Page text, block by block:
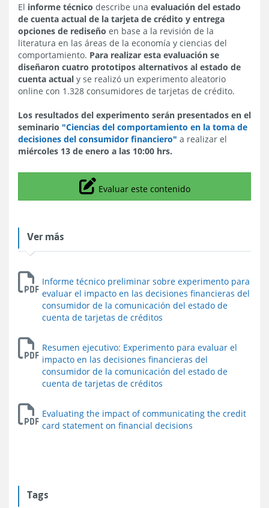
El informe técnico describe una evaluación del estado
de cuenta actual de la tarjeta de crédito y entrega
opciones de rediseño en base a la revisión de la
literatura en las áreas de la economía y ciencias del
comportamiento. Para realizar esta evaluación se
diseñaron cuatro prototipos alternativos al estado de
cuenta actual y se realizó un experimento aleatorio
online con 1.328 consumidores de tarjetas de crédito.
Los resultados del experimento serán presentados en el
seminario "Ciencias del comportamiento en la toma de
decisiones del consumidor financiero" a realizar el
miércoles 13 de enero a las 10:00 hrs.
Icono
Evaluar este contenido
Ver más
Informe técnico preliminar sobre experimento para
evaluar el impacto en las decisiones financieras del
consumidor de la comunicación del estado de
cuenta de tarjetas de créditos
Resumen ejecutivo: Experimento para evaluar el
impacto en las decisiones financieras del
consumidor de la comunicación del estado de
cuenta de tarjetas de créditos
Evaluating the impact of communicating the credit
card statement on financial decisions
Tags